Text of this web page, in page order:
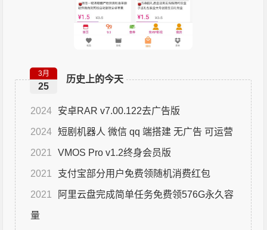
历史上的今天
3月
25
2024 安卓RAR v7.00.122去广告版
2024 短剧机器人 微信 qq 端搭建 无广告 可运营
2021 VMOS Pro v1.2终身会员版
2021 支付宝部分用户免费领随机消费红包
2021 阿里云盘完成简单任务免费领576G永久容
量